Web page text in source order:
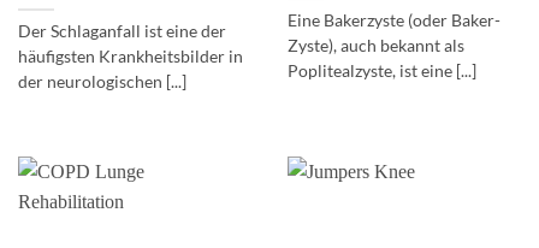
Der Schlaganfall ist eine der
häufigsten Krankheitsbilder in
der neurologischen [...]
Eine Bakerzyste (oder Baker-
Zyste), auch bekannt als
Poplitealzyste, ist eine [...]